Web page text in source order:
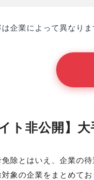
企業によって異なりま
ト非公開】
除とはいえ、企業の待
象の企業をまとめて